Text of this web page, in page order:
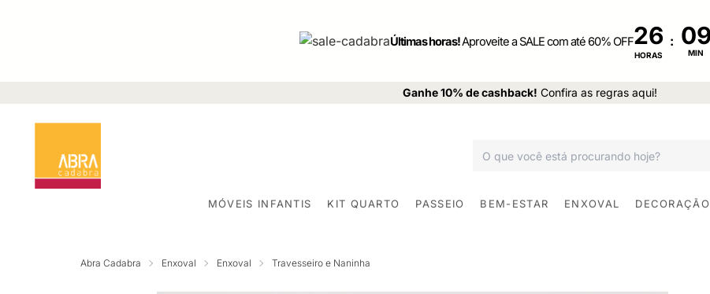
Últimas horas!Aproveite a SALE com até 60% OFF26
HORAS
:
MIN
Ganhe 10% de cashback! Confira as regras aqui!
MÓVEIS INFANTIS KIT QUARTO PASSEIO BEM-ESTAR ENXOVAL DECORAÇÃO
Abra Cadabra Enxoval Enxoval Travesseiro e Naninha